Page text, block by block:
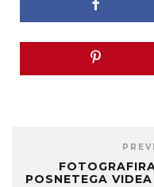
POSNETEGA